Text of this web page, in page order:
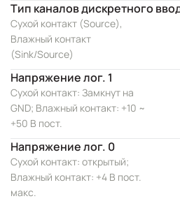
Тип каналов дискретного
Сухой контакт (Source),
Влажный контакт
(Sink/Source)
Напряжение лог. 1
Сухой контакт: Замкнут на
GND; Влажный контакт: +10 ~
+50 В пост.
Напряжение лог. 0
Сухой контакт: открытый;
Влажный контакт: +4 В пост.
макс.